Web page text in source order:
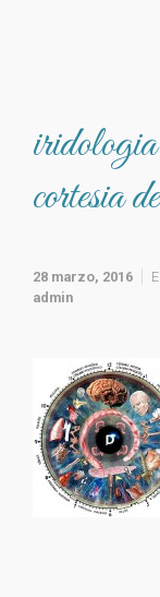
cortesia
28 marzo, 2016
admin